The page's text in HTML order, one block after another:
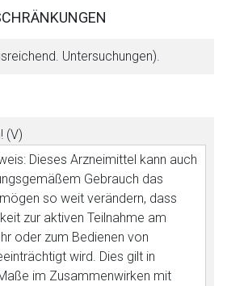
Untersuchungen).
(V)
Dieses Arzneimittel kann auch
Gebrauch das
so weit verändern, dass
zur aktiven Teilnahme am
oder zum Bedienen von
wird. Dies gilt in
im Zusammenwirken mit
zur rote-liste.de